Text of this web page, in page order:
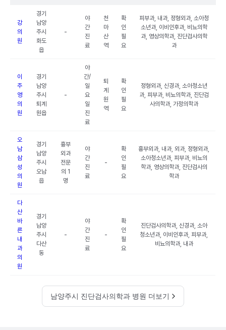
강
의
원
경기
남양
주시
화도
읍
-
야
간
진
료
천
마
산
역
확
인
필
요
피부과, 내과, 정형외과, 소아청
소년과, 이비인후과, 비뇨의학
과, 영상의학과, 진단검사의학
과
이
주
영
의
원
경기
남양
주시
퇴계
원읍
-
야
간/
일
요
일
진
료
퇴
계
원
역
확
인
필
요
정형외과, 신경과, 소아청소년
과, 피부과, 비뇨의학과, 진단검
사의학과, 가정의학과
오
남
삼
성
의
원
경기
남양
주시
오남
읍
흉부
외과
전문
의 1
명
야
간
진
료
-
확
인
필
요
흉부외과, 내과, 외과, 정형외과,
소아청소년과, 피부과, 비뇨의
학과, 영상의학과, 진단검사의
학과
다
산
바
른
내
과
의
원
경기
남양
주시
다산
동
-
야
간
진
료
-
확
인
필
요
진단검사의학과, 신경과, 소아
청소년과, 이비인후과, 피부과,
비뇨의학과, 내과
남양주시 진단검사의학과 병원 더보기